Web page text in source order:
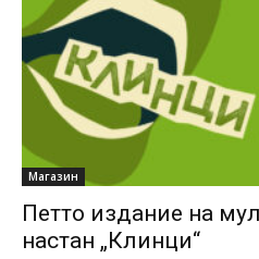
Магазин
Петто издание на
настан „Клинци“